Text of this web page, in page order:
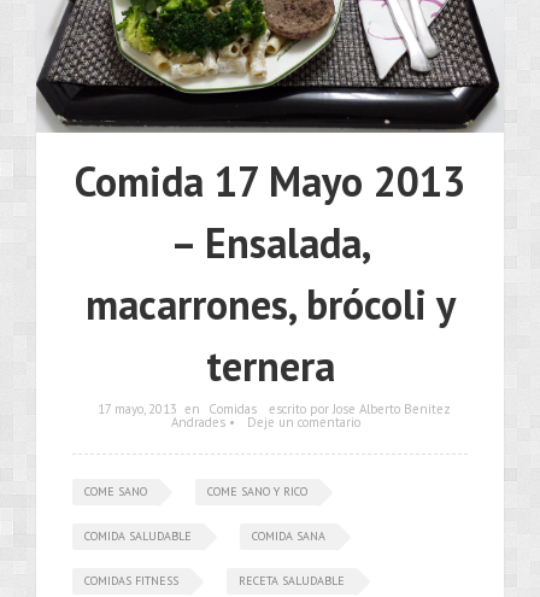
Comida 17 Mayo 2013
– Ensalada,
macarrones, brócoli y
ternera
17 mayo, 2013 en Comidas escrito por Jose Alberto Benítez
Andrades • Deje un comentario
COME SANO COME SANO Y RICO
COMIDA SALUDABLE COMIDA SANA
COMIDAS FITNESS RECETA SALUDABLE